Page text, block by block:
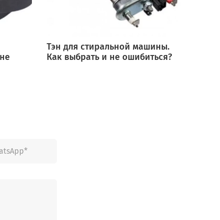
Тэн для стиральной машины.
Как выбрать и не ошибиться?